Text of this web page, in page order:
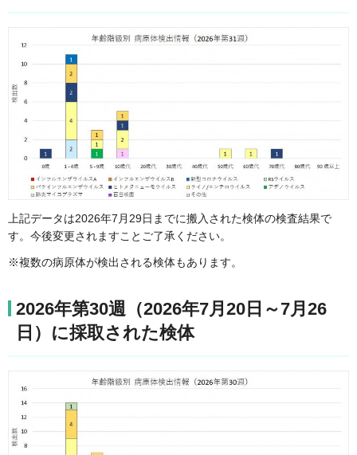
上記データは2026年7月29日までに搬入された検体の検査結果で
す。今後変更されますことご了承ください。
※複数の病原体が検出される検体もあります。
2026年第30週（2026年7月20日～7月26
日）に採取された検体